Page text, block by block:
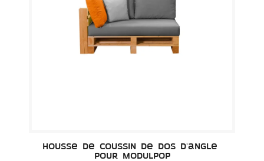
Housse de Coussin de dos d'angle
pour Modulpop